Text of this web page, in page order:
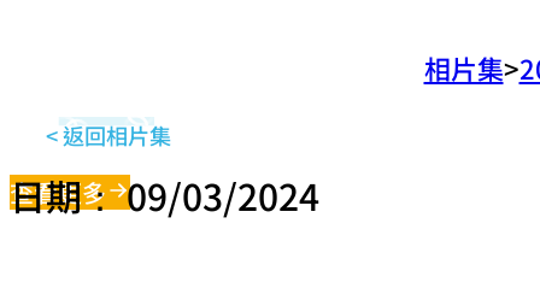
相片集
< 返回相片集
查看更多
日期： 09/03/2024